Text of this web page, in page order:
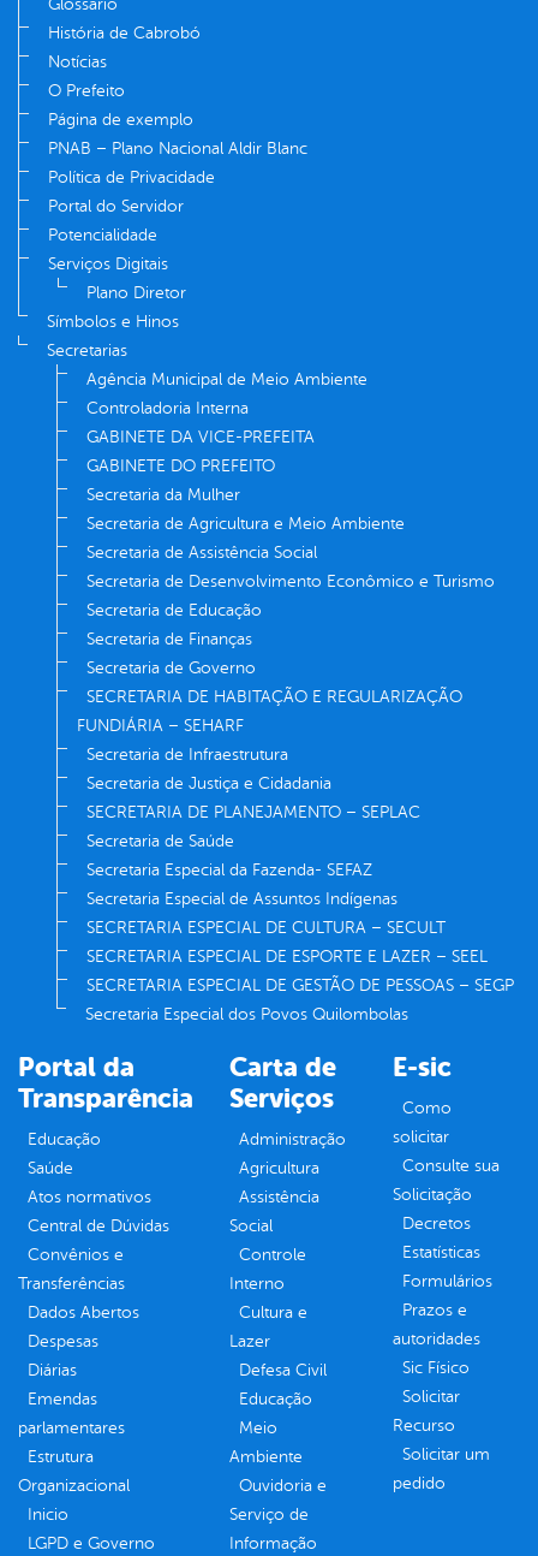
Glossário
História de Cabrobó
Notícias
O Prefeito
Página de exemplo
PNAB – Plano Nacional Aldir Blanc
Política de Privacidade
Portal do Servidor
Potencialidade
Serviços Digitais
Plano Diretor
Símbolos e Hinos
Secretarias
Agência Municipal de Meio Ambiente
Controladoria Interna
GABINETE DA VICE-PREFEITA
GABINETE DO PREFEITO
Secretaria da Mulher
Secretaria de Agricultura e Meio Ambiente
Secretaria de Assistência Social
Secretaria de Desenvolvimento Econômico e Turismo
Secretaria de Educação
Secretaria de Finanças
Secretaria de Governo
SECRETARIA DE HABITAÇÃO E REGULARIZAÇÃO
FUNDIÁRIA – SEHARF
Secretaria de Infraestrutura
Secretaria de Justiça e Cidadania
SECRETARIA DE PLANEJAMENTO – SEPLAC
Secretaria de Saúde
Secretaria Especial da Fazenda- SEFAZ
Secretaria Especial de Assuntos Indígenas
SECRETARIA ESPECIAL DE CULTURA – SECULT
SECRETARIA ESPECIAL DE ESPORTE E LAZER – SEEL
SECRETARIA ESPECIAL DE GESTÃO DE PESSOAS – SEGP
Secretaria Especial dos Povos Quilombolas
Portal da
Transparência
Educação
Saúde
Atos normativos
Central de Dúvidas
Convênios e
Transferências
Dados Abertos
Despesas
Diárias
Emendas
parlamentares
Estrutura
Organizacional
Inicio
LGPD e Governo
Carta de
Serviços
Administração
Agricultura
Assistência
Social
Controle
Interno
Cultura e
Lazer
Defesa Civil
Educação
Meio
Ambiente
Ouvidoria e
Serviço de
Informação
E-sic
Como
solicitar
Consulte sua
Solicitação
Decretos
Estatísticas
Formulários
Prazos e
autoridades
Sic Físico
Solicitar
Recurso
Solicitar um
pedido